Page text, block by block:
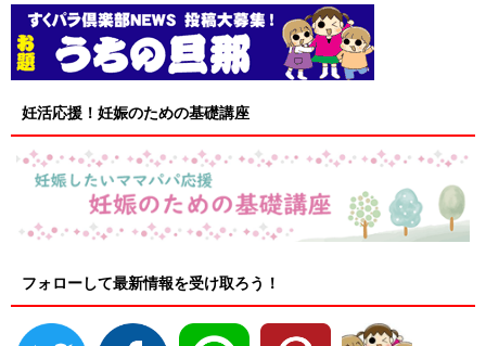
妊活応援！妊娠のための基礎講座
フォローして最新情報を受け取ろう！